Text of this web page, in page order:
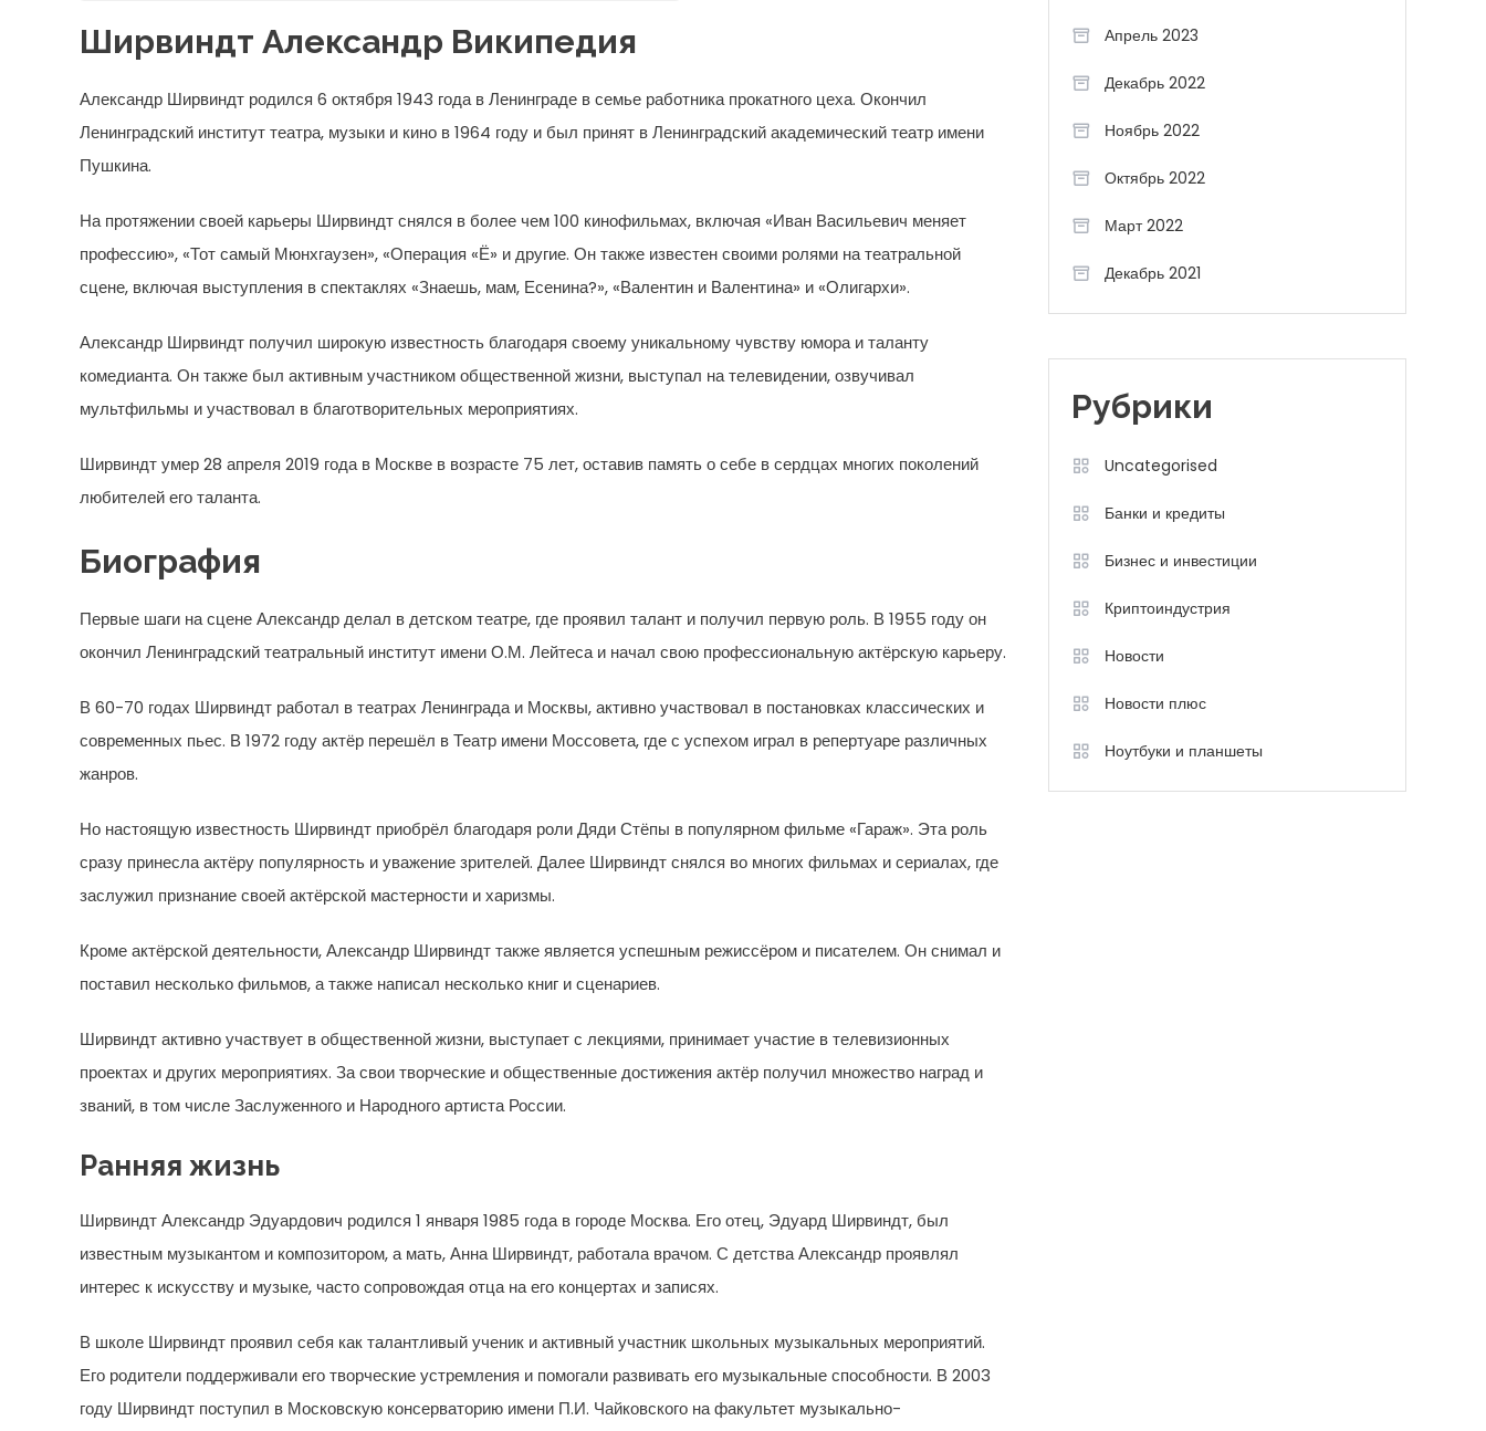
Ширвиндт Александр Википедия
Александр Ширвиндт родился 6 октября 1943 года в Ленинграде в семье работника прокатного цеха. Окончил
Ленинградский институт театра, музыки и кино в 1964 году и был принят в Ленинградский академический театр имени
Пушкина.
На протяжении своей карьеры Ширвиндт снялся в более чем 100 кинофильмах, включая «Иван Васильевич меняет
профессию», «Тот самый Мюнхгаузен», «Операция «Ё» и другие. Он также известен своими ролями на театральной
сцене, включая выступления в спектаклях «Знаешь, мам, Есенина?», «Валентин и Валентина» и «Олигархи».
Александр Ширвиндт получил широкую известность благодаря своему уникальному чувству юмора и таланту
комедианта. Он также был активным участником общественной жизни, выступал на телевидении, озвучивал
мультфильмы и участвовал в благотворительных мероприятиях.
Ширвиндт умер 28 апреля 2019 года в Москве в возрасте 75 лет, оставив память о себе в сердцах многих поколений
любителей его таланта.
Биография
Первые шаги на сцене Александр делал в детском театре, где проявил талант и получил первую роль. В 1955 году он
окончил Ленинградский театральный институт имени О.М. Лейтеса и начал свою профессиональную актёрскую карьеру.
В 60-70 годах Ширвиндт работал в театрах Ленинграда и Москвы, активно участвовал в постановках классических и
современных пьес. В 1972 году актёр перешёл в Театр имени Моссовета, где с успехом играл в репертуаре различных
жанров.
Но настоящую известность Ширвиндт приобрёл благодаря роли Дяди Стёпы в популярном фильме «Гараж». Эта роль
сразу принесла актёру популярность и уважение зрителей. Далее Ширвиндт снялся во многих фильмах и сериалах, где
заслужил признание своей актёрской мастерности и харизмы.
Кроме актёрской деятельности, Александр Ширвиндт также является успешным режиссёром и писателем. Он снимал и
поставил несколько фильмов, а также написал несколько книг и сценариев.
Ширвиндт активно участвует в общественной жизни, выступает с лекциями, принимает участие в телевизионных
проектах и других мероприятиях. За свои творческие и общественные достижения актёр получил множество наград и
званий, в том числе Заслуженного и Народного артиста России.
Ранняя жизнь
Ширвиндт Александр Эдуардович родился 1 января 1985 года в городе Москва. Его отец, Эдуард Ширвиндт, был
известным музыкантом и композитором, а мать, Анна Ширвиндт, работала врачом. С детства Александр проявлял
интерес к искусству и музыке, часто сопровождая отца на его концертах и записях.
В школе Ширвиндт проявил себя как талантливый ученик и активный участник школьных музыкальных мероприятий.
Его родители поддерживали его творческие устремления и помогали развивать его музыкальные способности. В 2003
году Ширвиндт поступил в Московскую консерваторию имени П.И. Чайковского на факультет музыкально-
Апрель 2023
Декабрь 2022
Ноябрь 2022
Октябрь 2022
Март 2022
Декабрь 2021
Рубрики
Uncategorised
Банки и кредиты
Бизнес и инвестиции
Криптоиндустрия
Новости
Новости плюс
Ноутбуки и планшеты